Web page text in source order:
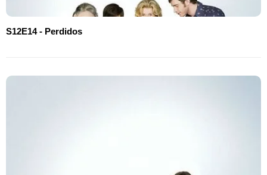
S12E14 - Perdidos